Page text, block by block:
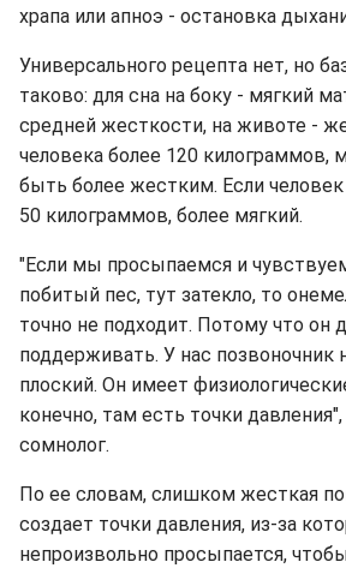
храпа или апноэ - остановка
Универсального рецепта нет, но
таково: для сна на боку - мягкий
средней жесткости, на животе -
человека более 120 килограммов,
быть более жестким. Если
50 килограммов, более мягкий.
"Если мы просыпаемся и
побитый пес, тут затекло, то
точно не подходит. Потому что он
поддерживать. У нас позвоночник
плоский. Он имеет
конечно, там есть точки
сомнолог.
По ее словам, слишком жесткая
создает точки давления, из-за
непроизвольно просыпается,